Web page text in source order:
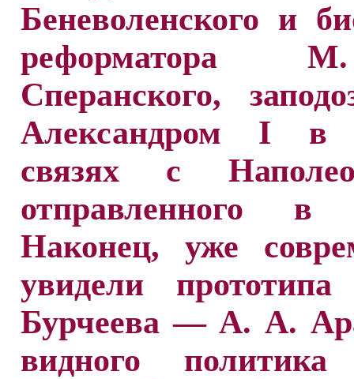
Беневоленского и
Сперанского,
Александром I в
связях с
отправленного в
Наконец, уже
увидели
Бурчеева — А. А.
видного политика